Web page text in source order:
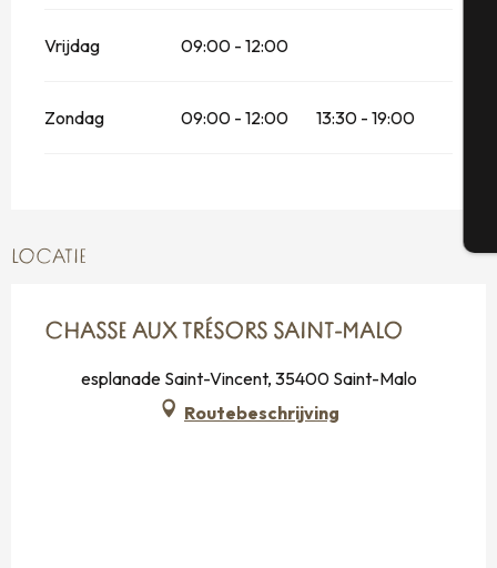
Vrijdag 09:00 - 12:00
Zondag 09:00 - 12:00 13:30 - 19:00
LOCATIE
CHASSE AUX TRÉSORS SAINT-MALO
esplanade Saint-Vincent, 35400 Saint-Malo
Routebeschrijving